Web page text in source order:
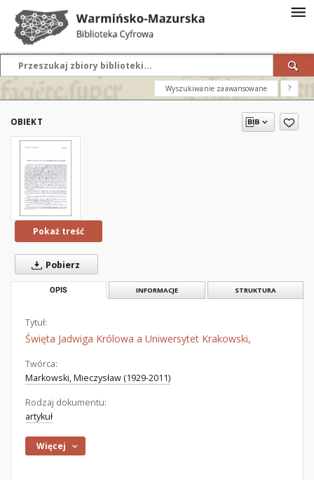
Wyszukiwanie zaawansowane ?
OBIEKT
Pokaż treść
Pobierz
OPIS INFORMACJE STRUKTURA
Tytuł:
Święta Jadwiga Królowa a Uniwersytet Krakowski,
Twórca:
Markowski, Mieczysław (1929-2011)
Rodzaj dokumentu:
artykuł
Więcej